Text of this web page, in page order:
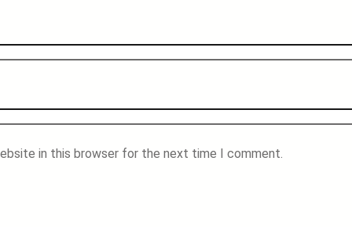
in this browser for the next time I comment.